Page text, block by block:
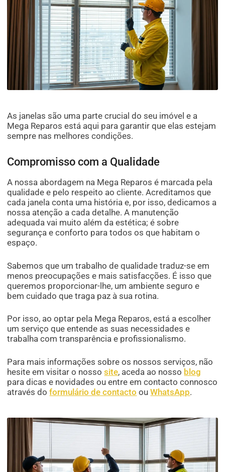
As janelas são uma parte crucial do seu imóvel e a
Mega Reparos está aqui para garantir que elas estejam
sempre nas melhores condições.
Compromisso com a Qualidade
A nossa abordagem na Mega Reparos é marcada pela
qualidade e pelo respeito ao cliente. Acreditamos que
cada janela conta uma história e, por isso, dedicamos a
nossa atenção a cada detalhe. A manutenção
adequada vai muito além da estética; é sobre
segurança e conforto para todos os que habitam o
espaço.
Sabemos que um trabalho de qualidade traduz-se em
menos preocupações e mais satisfacções. É isso que
queremos proporcionar-lhe, um ambiente seguro e
bem cuidado que traga paz à sua rotina.
Por isso, ao optar pela Mega Reparos, está a escolher
um serviço que entende as suas necessidades e
trabalha com transparência e profissionalismo.
Para mais informações sobre os nossos serviços, não
hesite em visitar o nossosite, aceda ao nosso blog
para dicas e novidades ou entre em contacto connosco
através doformulário de contacto ouWhatsApp.